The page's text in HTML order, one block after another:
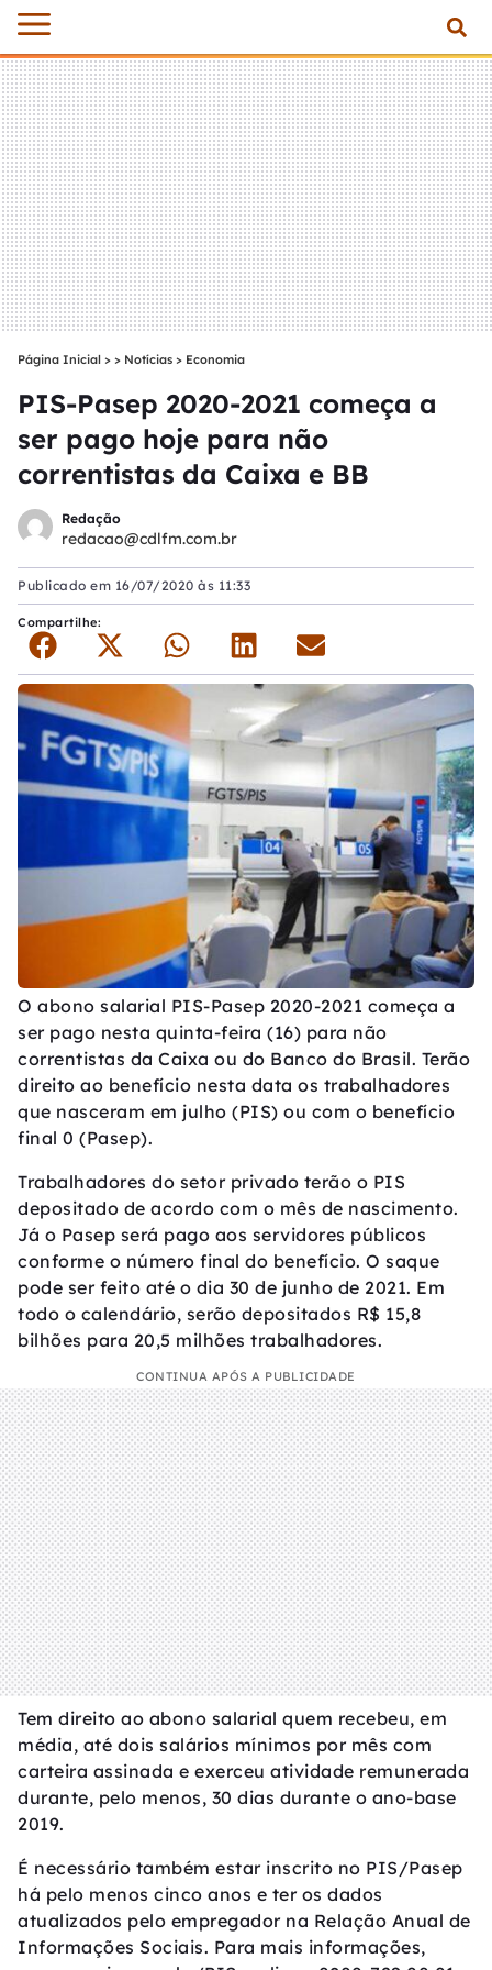
Página Inicial > Notícias > Economia
PIS-Pasep 2020-2021 começa a
ser pago hoje para não
correntistas da Caixa e BB
Redação
redacao@cdlfm.com.br
Publicado em 16/07/2020 às 11:33
Compartilhe:
O abono salarial PIS-Pasep 2020-2021 começa a
ser pago nesta quinta-feira (16) para não
correntistas da Caixa ou do Banco do Brasil. Terão
direito ao benefício nesta data os trabalhadores
que nasceram em julho (PIS) ou com o benefício
final 0 (Pasep).
Trabalhadores do setor privado terão o PIS
depositado de acordo com o mês de nascimento.
Já o Pasep será pago aos servidores públicos
conforme o número final do benefício. O saque
pode ser feito até o dia 30 de junho de 2021. Em
todo o calendário, serão depositados R$ 15,8
bilhões para 20,5 milhões trabalhadores.
CONTINUA APÓS A PUBLICIDADE
Tem direito ao abono salarial quem recebeu, em
média, até dois salários mínimos por mês com
carteira assinada e exerceu atividade remunerada
durante, pelo menos, 30 dias durante o ano-base
2019.
É necessário também estar inscrito no PIS/Pasep
há pelo menos cinco anos e ter os dados
atualizados pelo empregador na Relação Anual de
Informações Sociais. Para mais informações,